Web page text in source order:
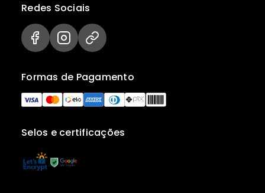
Selos e certificações
Formas de Pagamento
Redes Sociais